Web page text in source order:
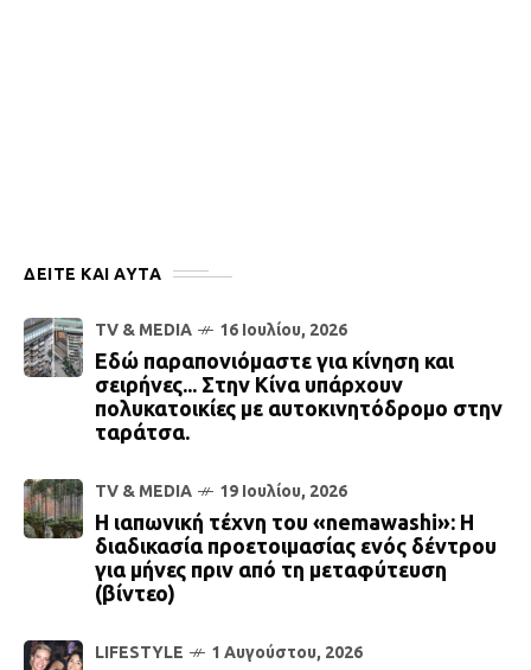
ΔΕΙΤΕ ΚΑΙ ΑΥΤΆ
TV & MEDIA 16 Ιουλίου, 2026
Εδώ παραπονιόμαστε για κίνηση και
σειρήνες... Στην Κίνα υπάρχουν
πολυκατοικίες με αυτοκινητόδρομο στην
ταράτσα.
TV & MEDIA 19 Ιουλίου, 2026
Η ιαπωνική τέχνη του «nemawashi»: Η
διαδικασία προετοιμασίας ενός δέντρου
για μήνες πριν από τη μεταφύτευση
(βίντεο)
LIFESTYLE 1 Αυγούστου, 2026